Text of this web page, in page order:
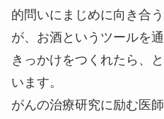
的問いにまじめに向き合
が、お酒というツールを
きっかけをつくれたら、
います。
がんの治療研究に励む医